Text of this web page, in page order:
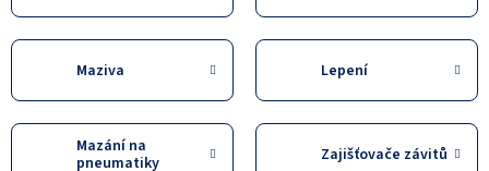
Maziva Lepení
Mazání na
pneumatiky
Zajišťovače závitů